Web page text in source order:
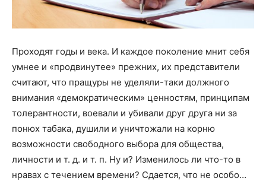
Проходят годы и века. И каждое поколение мнит себя
умнее и «продвинутее» прежних, их представители
считают, что пращуры не уделяли-таки должного
внимания «демократическим» ценностям, принципам
толерантности, воевали и убивали друг друга ни за
понюх табака, душили и уничтожали на корню
возможности свободного выбора для общества,
личности и т. д. и т. п. Ну и? Изменилось ли что-то в
нравах с течением времени? Сдается, что не особо…